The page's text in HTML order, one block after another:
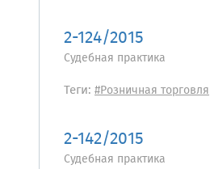
2-124/2015
Судебная практика
Теги: #Розничная торговля
2-142/2015
Судебная практика